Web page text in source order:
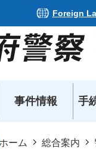
Foreign
事件情報 手
ホーム 総合案内